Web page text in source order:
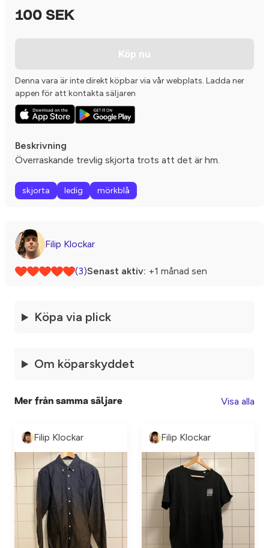
100 SEK
Köp nu
Denna vara är inte direkt köpbar via vår webplats. Ladda ner
appen för att kontakta säljaren
Beskrivning
Överraskande trevlig skjorta trots att det är hm.
skjorta ledig mörkblå
Filip Klockar
(3)Senast aktiv: +1 månad sen
Köpa via plick
Om köparskyddet
Mer från samma säljare Visa alla
Filip Klockar Filip Klockar